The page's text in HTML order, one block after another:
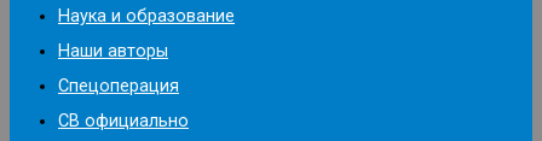
Наука и образование
Наши авторы
Спецоперация
СВ официально